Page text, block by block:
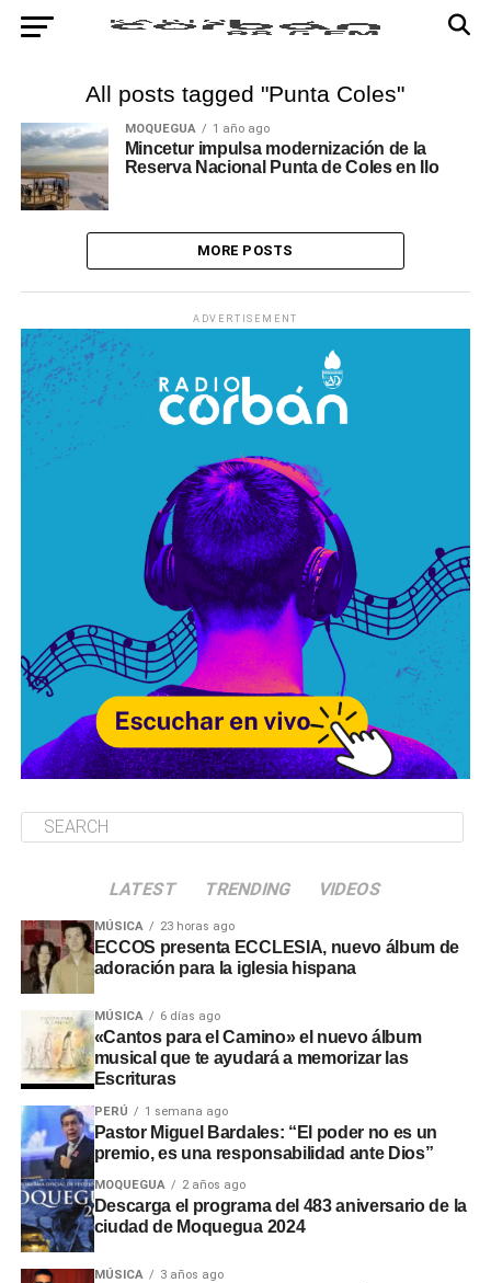
All posts tagged "Punta Coles"
MOQUEGUA 1 año ago
Mincetur impulsa modernización de la
Reserva Nacional Punta de Coles en Ilo
MORE POSTS
ADVERTISEMENT
LATEST TRENDING VIDEOS
MÚSICA 23 horas ago
ECCOS presenta ECCLESIA, nuevo álbum de
adoración para la iglesia hispana
MÚSICA 6 días ago
«Cantos para el Camino» el nuevo álbum
musical que te ayudará a memorizar las
Escrituras
PERÚ 1 semana ago
Pastor Miguel Bardales: “El poder no es un
premio, es una responsabilidad ante Dios”
MOQUEGUA 2 años ago
Descarga el programa del 483 aniversario de la
ciudad de Moquegua 2024
MÚSICA 3 años ago